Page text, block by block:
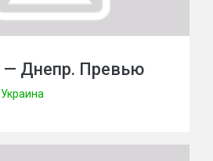
— Днепр. Превью
Украина